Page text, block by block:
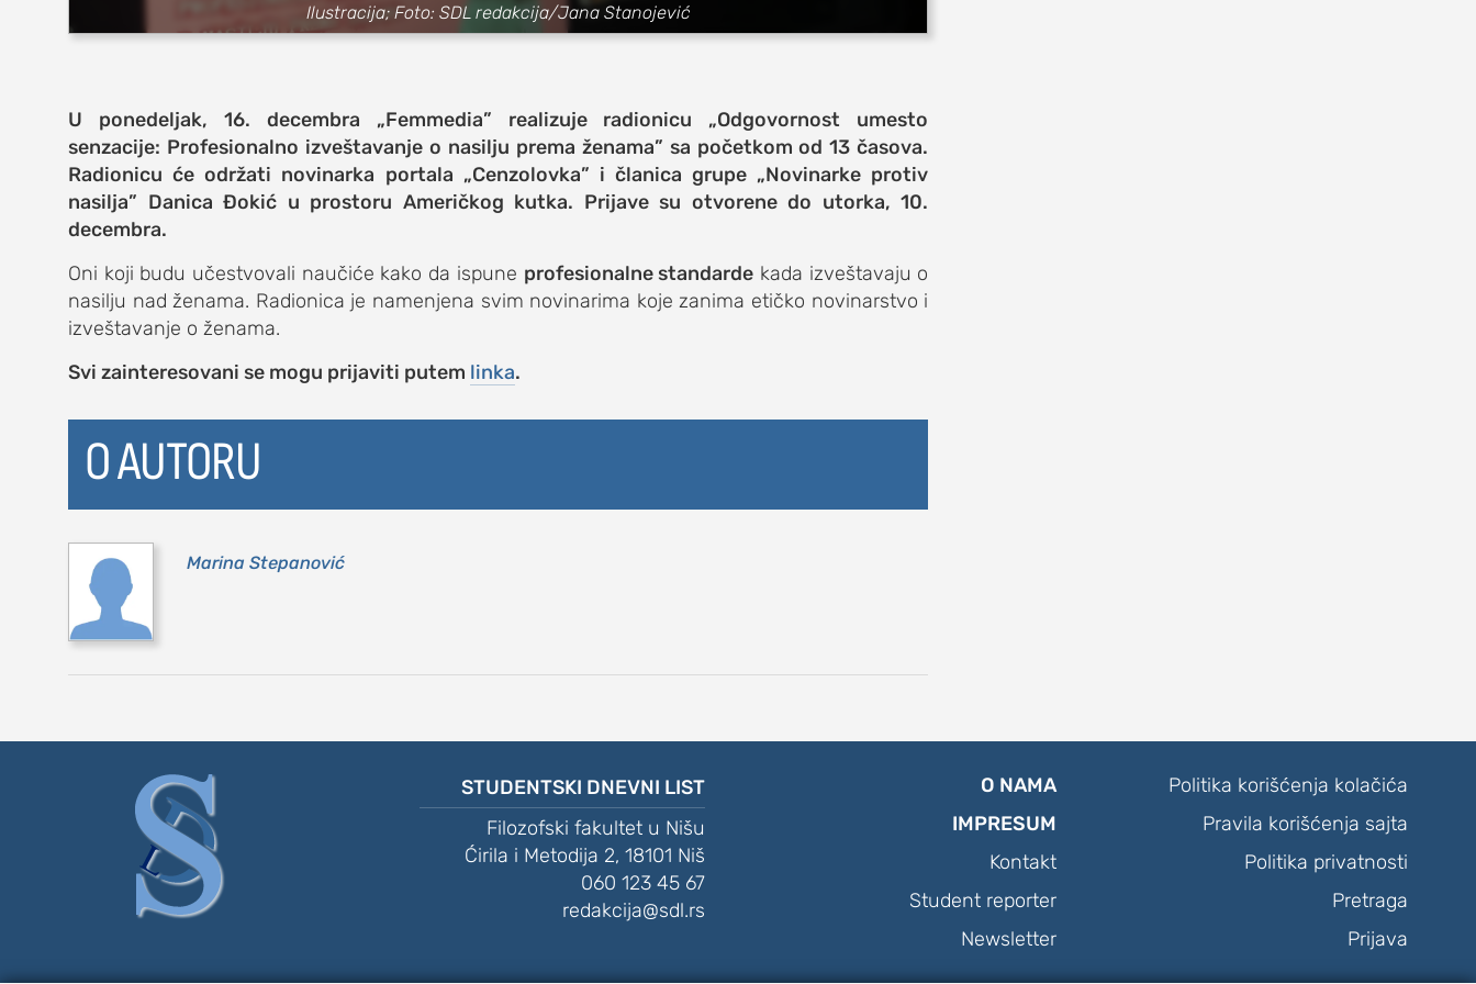
putovanja
studenti
organizacije
fakulteti
studentski život
zdravlje
it
sdl podkast
kontakt
Ilustracija; Foto: SDL redakcija/Jana Stanojević
U ponedeljak, 16. decembra „Femmedia” realizuje radionicu „Odgovornost umesto
senzacije: Profesionalno izveštavanje o nasilju prema ženama” sa početkom od 13 časova.
Radionicu će održati novinarka portala „Cenzolovka” i članica grupe „Novinarke protiv
nasilja” Danica Đokić u prostoru Američkog kutka. Prijave su otvorene do utorka, 10.
decembra.
Oni koji budu učestvovali naučiće kako da ispune profesionalne standarde kada izveštavaju o
nasilju nad ženama. Radionica je namenjena svim novinarima koje zanima etičko novinarstvo i
izveštavanje o ženama.
Svi zainteresovani se mogu prijaviti putem linka.
O AUTORU
Marina Stepanović
STUDENTSKI DNEVNI LIST
Filozofski fakultet u Nišu
Ćirila i Metodija 2, 18101 Niš
060 123 45 67
redakcija@sdl.rs
O NAMA
IMPRESUM
Kontakt
Student reporter
Newsletter
Politika korišćenja kolačića
Pravila korišćenja sajta
Politika privatnosti
Pretraga
Prijava